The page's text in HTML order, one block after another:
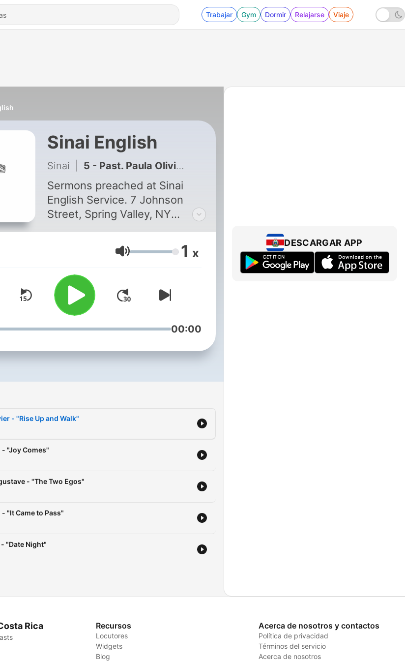
Trabajar Gym Dormir Relajarse Viaje
Sinai English
Sinai 5 - Past. Paula Olivier - "Rise Up and Walk"
Sermons preached at Sinai
English Service. 7 Johnson
Street, Spring Valley, NY
Volumen 1 x
00:00
- "Rise Up and Walk"
- "Joy Comes"
- "The Two Egos"
"It Came to Pass"
"Date Night"
DESCARGAR APP
Rica Recursos
Locutores
Widgets
Blog
Acerca de nosotros y contactos
Política de privacidad
Términos del servicio
Acerca de nosotros